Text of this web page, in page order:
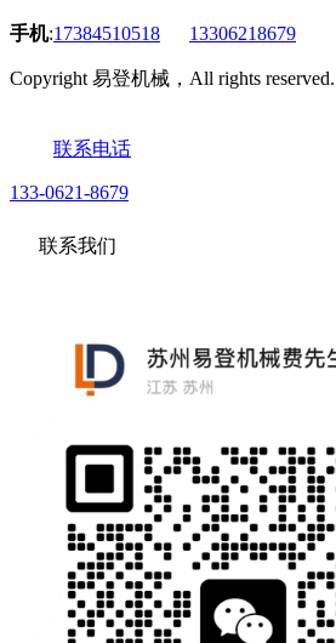
手机:17384510518 13306218679
Copyright 易登机械，All rights reserved.
联系电话
133-0621-8679
联系我们